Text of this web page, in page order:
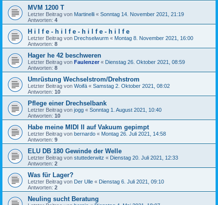
MVM 1200 T
Letzter Beitrag von Martinelli « Sonntag 14. November 2021, 21:19
Antworten: 4
H i l f e - h i l f e - h i l f e - h i l f e
Letzter Beitrag von Drechselwurm « Montag 8. November 2021, 16:00
Antworten: 8
Hager he 42 beschweren
Letzter Beitrag von Faulenzer « Dienstag 26. Oktober 2021, 08:59
Antworten: 8
Umrüstung Wechselstrom/Drehstrom
Letzter Beitrag von Woifä « Samstag 2. Oktober 2021, 08:02
Antworten: 10
Pflege einer Drechselbank
Letzter Beitrag von jogg « Sonntag 1. August 2021, 10:40
Antworten: 10
Habe meine MIDI II auf Vakuum gepimpt
Letzter Beitrag von bernardo « Montag 26. Juli 2021, 14:58
Antworten: 9
ELU DB 180 Gewinde der Welle
Letzter Beitrag von stuttederwitz « Dienstag 20. Juli 2021, 12:33
Antworten: 2
Was für Lager?
Letzter Beitrag von Der Ulle « Dienstag 6. Juli 2021, 09:10
Antworten: 2
Neuling sucht Beratung